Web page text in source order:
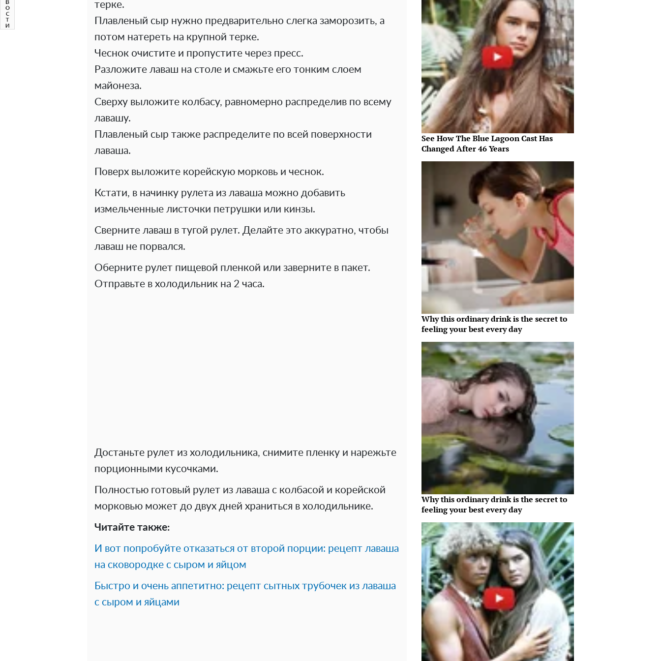
терке.
Плавленый сыр нужно предварительно слегка заморозить, а
потом натереть на крупной терке.
Чеснок очистите и пропустите через пресс.
Разложите лаваш на столе и смажьте его тонким слоем
майонеза.
Сверху выложите колбасу, равномерно распределив по всему
лавашу.
Плавленый сыр также распределите по всей поверхности
лаваша.
Поверх выложите корейскую морковь и чеснок.
Кстати, в начинку рулета из лаваша можно добавить
измельченные листочки петрушки или кинзы.
Сверните лаваш в тугой рулет. Делайте это аккуратно, чтобы
лаваш не порвался.
Оберните рулет пищевой пленкой или заверните в пакет.
Отправьте в холодильник на 2 часа.
Достаньте рулет из холодильника, снимите пленку и нарежьте
порционными кусочками.
Полностью готовый рулет из лаваша с колбасой и корейской
морковью может до двух дней храниться в холодильнике.
Читайте также:
И вот попробуйте отказаться от второй порции: рецепт лаваша
на сковородке с сыром и яйцом
Быстро и очень аппетитно: рецепт сытных трубочек из лаваша
с сыром и яйцами
See How The Blue Lagoon Cast Has
Changed After 46 Years
Why this ordinary drink is the secret to
feeling your best every day
Why this ordinary drink is the secret to
feeling your best every day